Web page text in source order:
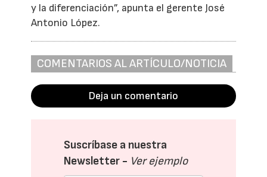
y la diferenciación”, apunta el gerente José
Antonio López.
COMENTARIOS AL ARTÍCULO/NOTICIA
Deja un comentario
Suscríbase a nuestra
Newsletter - Ver ejemplo